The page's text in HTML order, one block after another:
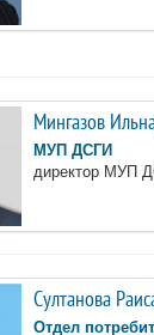
Мингазов
МУП ДСГИ
директор МУП
Султанова
Отдел